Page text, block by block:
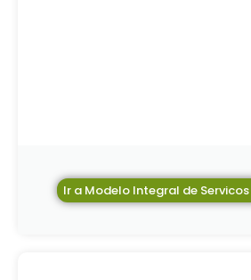
Ir a Modelo Integral de